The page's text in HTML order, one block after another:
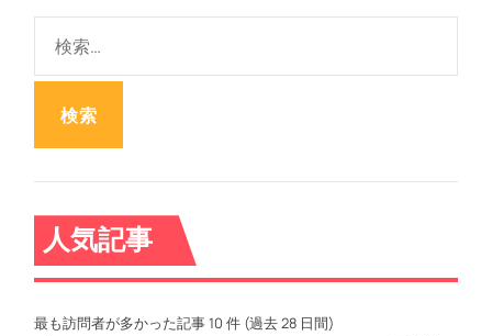
:
人気記事
最も訪問者が多かった記事 10 件 (過去 28 日間)